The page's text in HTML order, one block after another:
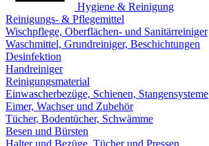
Hygiene & Reinigung
Reinigungs- & Pflegemittel
Wischpflege, Oberflächen- und Sanitärreiniger
Waschmittel, Grundreiniger, Beschichtungen
Desinfektion
Handreiniger
Reinigungsmaterial
Einwascherbezüge, Schienen, Stangensysteme
Eimer, Wachser und Zubehör
Tücher, Bodentücher, Schwämme
Besen und Bürsten